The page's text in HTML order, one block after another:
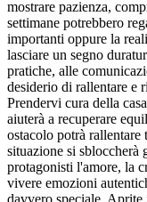
mostrare pazienza,
settimane potrebbero
importanti oppure la
lasciare un segno
pratiche, alle
desiderio di rallentare e
Prendervi cura della
aiuterà a recuperare
ostacolo potrà rallentare
situazione si sbloccherà
protagonisti l'amore, la
vivere emozioni
davvero speciale.